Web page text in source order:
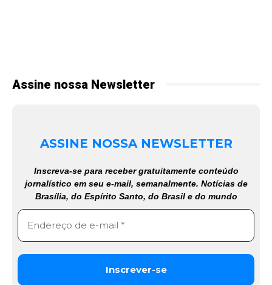
Assine nossa Newsletter
ASSINE NOSSA NEWSLETTER
Inscreva-se para receber gratuitamente conteúdo
jornalístico em seu e-mail, semanalmente. Notícias de
Brasília, do Espírito Santo, do Brasil e do mundo